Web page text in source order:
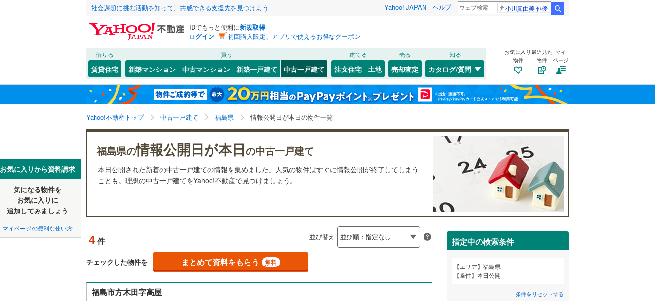
社会課題に挑む活動を知って、共感できる支援先を見つけよう Yahoo! JAPAN ヘルプ 小川真由美 俳優
IDでもっと便利に新規取得
ログイン
初回購入限定、アプリで使えるお得なクーポン
借りる
賃貸住宅
買う
新築マンション 中古マンション 新築一戸建て 中古一戸建て
建てる
注文住宅 土地
売る
売却査定
知る
カタログ/質問
お気に入り
物件
最近見た
物件
マイ
ページ
Yahoo!不動産トップ 中古一戸建て 福島県 情報公開日が本日の物件一覧
お気に入りから資料請求
気になる物件を
お気に入りに
追加してみましょう
マイページの便利な使い方
福島県の情報公開日が本日の中古一戸建て
本日公開された新着の中古一戸建ての情報を集めました。人気の物件はすぐに情報公開が終了してしまう
ことも。理想の中古一戸建てをYahoo!不動産で見つけましょう。
4 件 並び替え
チェックした物件を まとめて資料をもらう 無料
福島市方木田字高屋
指定中の検索条件
エリア
福島県
条件
本日公開
条件をリセットする
北海道 北海道
東北 青森 岩手 宮城 秋田 山形 福島
関東 東京 神奈川 埼玉
信越・北陸 新潟 長野
東海 愛知 岐阜 静岡 三重
中国 鳥取 島根 岡山 広島 山口
高知
福岡 佐賀 長崎 鹿児島
福島市(1) 会津若松市(0) 郡山市(0)
いわき市(0) 白河市(0) 須賀川市(0)
喜多方市(0) 相馬市
田村市
) 伊達市
本宮市(0 伊達郡国見町 (0)
伊達郡川俣町(0) 岩瀬郡鏡石町(0)
南会津郡檜枝岐村( 0)
南会津郡只見町(0) 南会津郡南会津町(0) 耶麻郡北塩原村(0)
耶麻郡磐梯町 (0) 耶麻郡猪苗代町(0)
河沼郡会津坂下町(0) 河沼郡柳津町(0)
大沼郡三島町(0) 大沼郡昭和村(
JR 東北本線(3) 常磐線(0) 水郡線(0)
磐越東線(0) 磐越西線(0) 只見線(0)
奥羽本線(1) 東北新幹線 (1) 山形新幹線(1)
野岩鉄道会津鬼怒川線
こだわり条件 リフォーム、リノベーション
リノベーション・リフォーム
（1）
築古・築30年以上（3）
設備
床暖房 0 ） トイレ２か所
駐車場2台以上（2 ） 太陽光発電システム（0）
ＴＶモニタ付インターホン
間取り、居室全体
バリアフリー住宅（ 間取り変更可能（0）
二世帯向け（0） 3階建て以上（0）
サービスルーム（納戸）（2）
検索条件を保存しました
この検索条件の新着物件通知は、 マイページから設定できます。
保存した条件を見る
福島県、本日公開
検索条件を保存する
マイページ
閉じる お気に入りリストを見る
閉じる
閉じる お気に入りリストを見る
閉じる